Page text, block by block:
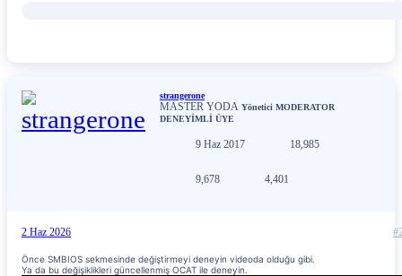
strangerone
MASTER YODA Yönetici MODERATOR
DENEYİMLİ ÜYE
9 Haz 2017 18,985
9,678 4,401
2 Haz 2026
Önce SMBIOS sekmesinde değiştirmeyi deneyin videoda olduğu gibi.
Ya da bu değişiklikleri güncellenmiş OCAT ile deneyin.